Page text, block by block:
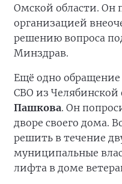
Омской области. Он
организацией
решению вопроса
Минздрав.
Ещё одно обращение
СВО из Челябинской
Пашкова. Он
дворе своего дома.
решить в течение
муниципальные
лифта в доме